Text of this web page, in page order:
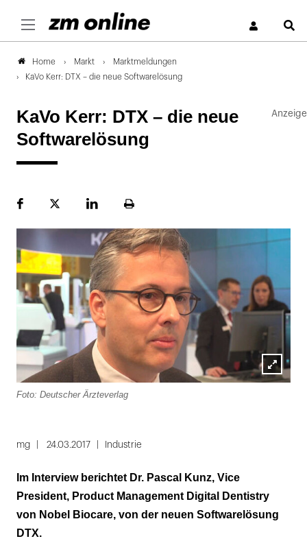
Home Markt
Marktmeldungen
KaVo Kerr: DTX – die neue Softwarelösung
KaVo Kerr: DTX – die neue
Softwarelösung
FacebookPlattformLinekdInSeite
Lightbox
Foto: Deutscher Ärzteverlag
mg 24.03.2017 Industrie
Im Interview berichtet Dr. Pascal Kunz, Vice
President, Product Management Digital Dentistry
von Nobel Biocare, von der neuen Softwarelösung
DTX.